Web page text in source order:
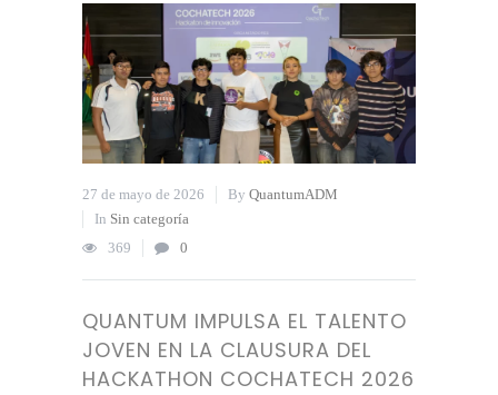
27 de mayo de 2026 By QuantumADM
In Sin categoría
369
0
QUANTUM IMPULSA EL TALENTO
JOVEN EN LA CLAUSURA DEL
HACKATHON COCHATECH 2026